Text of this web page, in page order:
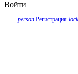
Войти
personРегистрация lock